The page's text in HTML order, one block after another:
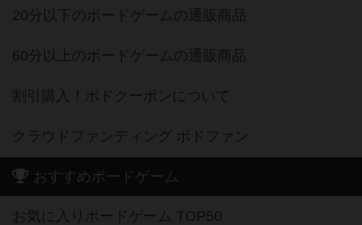
20分以下のボードゲームの通販商品
60分以上のボードゲームの通販商品
割引購入！ボドクーポンについて
クラウドファンディング ボドファン
おすすめボードゲーム
お気に入りボードゲーム TOP50